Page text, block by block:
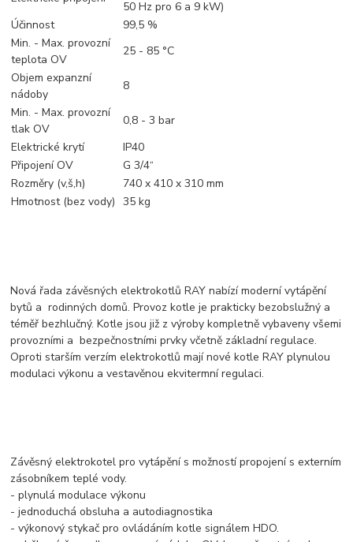
50 Hz pro 6 a 9 kW)
Účinnost
99,5 %
Min. - Max. provozní
teplota OV
25 - 85 °C
Objem expanzní
nádoby
8
Min. - Max. provozní
tlak OV
0,8 - 3 bar
Elektrické krytí
IP40
Připojení OV
G 3/4“
Rozměry (v,š,h)
740 x 410 x 310 mm
Hmotnost (bez vody) 35 kg
Nová řada závěsných elektrokotlů RAY nabízí moderní vytápění
bytů a rodinných domů. Provoz kotle je prakticky bezobslužný a
téměř bezhlučný. Kotle jsou již z výroby kompletně vybaveny všemi
provozními a bezpečnostními prvky včetně základní regulace.
Oproti starším verzím elektrokotlů mají nové kotle RAY plynulou
modulaci výkonu a vestavěnou ekvitermní regulaci.
Závěsný elektrokotel pro vytápění s možností propojení s externím
zásobníkem teplé vody.
- plynulá modulace výkonu
- jednoduchá obsluha a autodiagnostika
- výkonový stykač pro ovládáním kotle signálem HDO.